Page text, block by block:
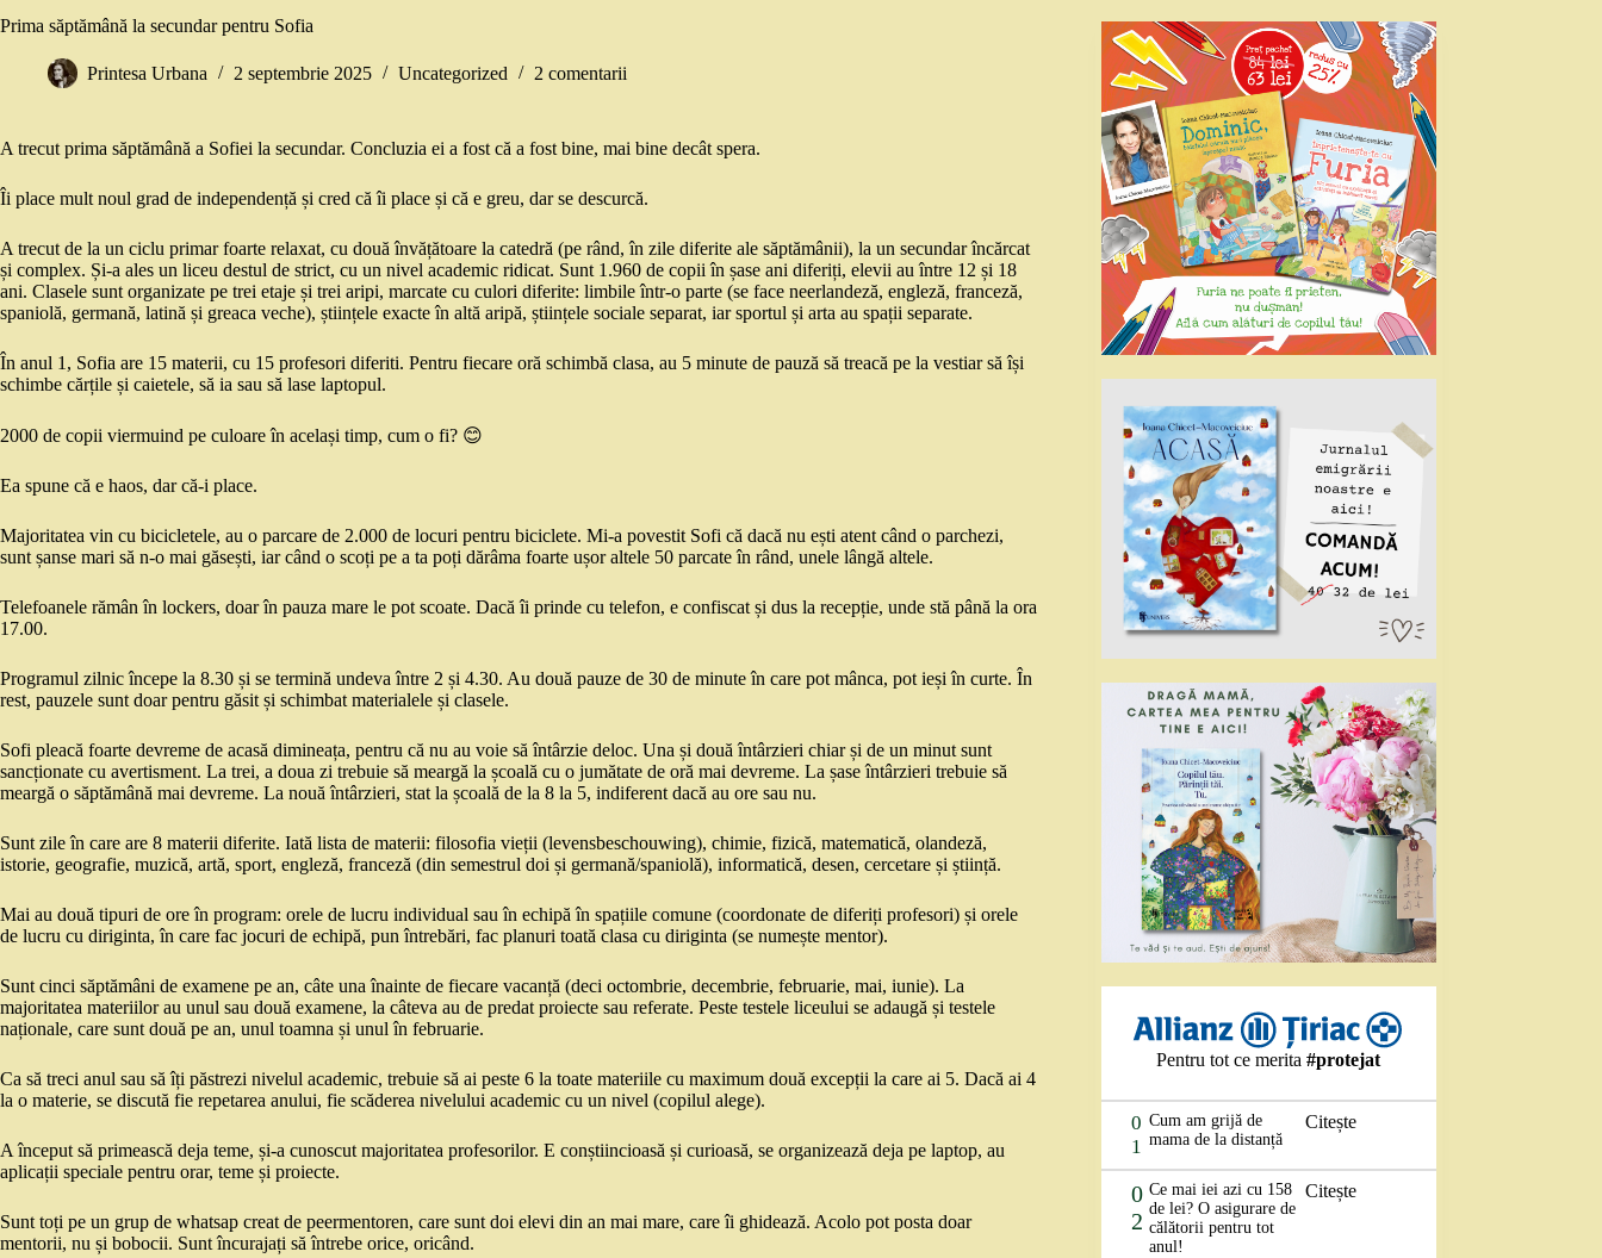
Prima săptămână la secundar pentru Sofia
Printesa Urbana 2 septembrie 2025 Uncategorized 2 comentarii
A trecut prima săptămână a Sofiei la secundar. Concluzia ei a fost că a fost bine, mai bine decât spera.
Îi place mult noul grad de independență și cred că îi place și că e greu, dar se descurcă.
A trecut de la un ciclu primar foarte relaxat, cu două învățătoare la catedră (pe rând, în zile diferite ale săptămânii), la un secundar încărcat
și complex. Și-a ales un liceu destul de strict, cu un nivel academic ridicat. Sunt 1.960 de copii în șase ani diferiți, elevii au între 12 și 18
ani. Clasele sunt organizate pe trei etaje și trei aripi, marcate cu culori diferite: limbile într-o parte (se face neerlandeză, engleză, franceză,
spaniolă, germană, latină și greaca veche), științele exacte în altă aripă, științele sociale separat, iar sportul și arta au spații separate.
În anul 1, Sofia are 15 materii, cu 15 profesori diferiti. Pentru fiecare oră schimbă clasa, au 5 minute de pauză să treacă pe la vestiar să își
schimbe cărțile și caietele, să ia sau să lase laptopul.
2000 de copii viermuind pe culoare în același timp, cum o fi? 😊
Ea spune că e haos, dar că-i place.
Majoritatea vin cu bicicletele, au o parcare de 2.000 de locuri pentru biciclete. Mi-a povestit Sofi că dacă nu ești atent când o parchezi,
sunt șanse mari să n-o mai găsești, iar când o scoți pe a ta poți dărâma foarte ușor altele 50 parcate în rând, unele lângă altele.
Telefoanele rămân în lockers, doar în pauza mare le pot scoate. Dacă îi prinde cu telefon, e confiscat și dus la recepție, unde stă până la ora
17.00.
Programul zilnic începe la 8.30 și se termină undeva între 2 și 4.30. Au două pauze de 30 de minute în care pot mânca, pot ieși în curte. În
rest, pauzele sunt doar pentru găsit și schimbat materialele și clasele.
Sofi pleacă foarte devreme de acasă dimineața, pentru că nu au voie să întârzie deloc. Una și două întârzieri chiar și de un minut sunt
sancționate cu avertisment. La trei, a doua zi trebuie să meargă la școală cu o jumătate de oră mai devreme. La șase întârzieri trebuie să
meargă o săptămână mai devreme. La nouă întârzieri, stat la școală de la 8 la 5, indiferent dacă au ore sau nu.
Sunt zile în care are 8 materii diferite. Iată lista de materii: filosofia vieții (levensbeschouwing), chimie, fizică, matematică, olandeză,
istorie, geografie, muzică, artă, sport, engleză, franceză (din semestrul doi și germană/spaniolă), informatică, desen, cercetare și știință.
Mai au două tipuri de ore în program: orele de lucru individual sau în echipă în spațiile comune (coordonate de diferiți profesori) și orele
de lucru cu diriginta, în care fac jocuri de echipă, pun întrebări, fac planuri toată clasa cu diriginta (se numește mentor).
Sunt cinci săptămâni de examene pe an, câte una înainte de fiecare vacanță (deci octombrie, decembrie, februarie, mai, iunie). La
majoritatea materiilor au unul sau două examene, la câteva au de predat proiecte sau referate. Peste testele liceului se adaugă și testele
naționale, care sunt două pe an, unul toamna și unul în februarie.
Ca să treci anul sau să îți păstrezi nivelul academic, trebuie să ai peste 6 la toate materiile cu maximum două excepții la care ai 5. Dacă ai 4
la o materie, se discută fie repetarea anului, fie scăderea nivelului academic cu un nivel (copilul alege).
A început să primească deja teme, și-a cunoscut majoritatea profesorilor. E conștiincioasă și curioasă, se organizează deja pe laptop, au
aplicații speciale pentru orar, teme și proiecte.
Sunt toți pe un grup de whatsap creat de peermentoren, care sunt doi elevi din an mai mare, care îi ghidează. Acolo pot posta doar
mentorii, nu și bobocii. Sunt încurajați să întrebe orice, oricând.
Pentru tot ce merita#protejat
0
1
Cum am grijă de
mama de la distanță
Citește
0
2
Ce mai iei azi cu 158
de lei? O asigurare de
călătorii pentru tot
anul!
Citește